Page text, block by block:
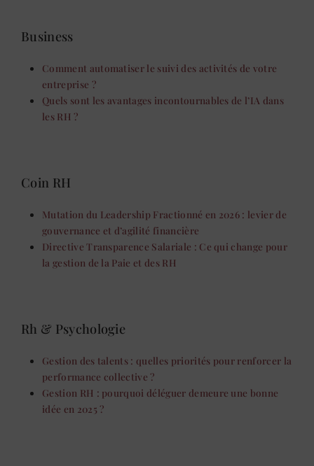
Business
Comment automatiser le suivi des activités de votre
entreprise ?
Quels sont les avantages incontournables de l’IA dans
les RH ?
Coin RH
Mutation du Leadership Fractionné en 2026 : levier de
gouvernance et d’agilité financière
Directive Transparence Salariale : Ce qui change pour
la gestion de la Paie et des RH
Rh & Psychologie
Gestion des talents : quelles priorités pour renforcer la
performance collective ?
Gestion RH : pourquoi déléguer demeure une bonne
idée en 2025 ?